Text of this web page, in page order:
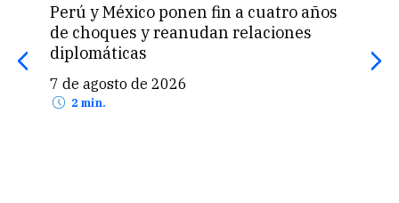
Perú y México ponen fin a cuatro años
de choques y reanudan relaciones
diplomáticas
7 de agosto de 2026
2 min.